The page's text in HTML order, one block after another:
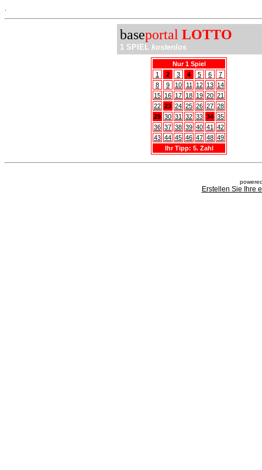
baseportal LOTTO
1 SPIEL kostenlos
Nur 1 Spiel
1
2 3 4 5 6
7
8
9 10 11 12 13 14
15 16 17 18 19 20 21
22 23 24 25 26 27 28
29 30 31 32 33 34 35
36 37 38 39 40 41
42
43 44 45 46 47 48 49
Ihr Tipp: 5. Zahl
Erstellen Sie Ihre